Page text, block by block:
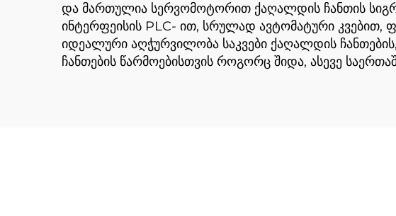
და მართულია სერვომოტორით ქაღალდის ჩანთის
ინტერფეისის PLC- ით, სრულად ავტომატური
იდეალური აღჭურვილობა საკვები ქაღალდის
ჩანთების წარმოებისთვის როგორც შიდა, ასევე